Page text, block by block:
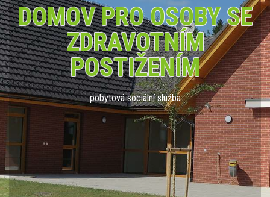
DOMOV PRO OSOBY SE
ZDRAVOTNÍM
POSTIŽENÍM
pobytová sociální služba